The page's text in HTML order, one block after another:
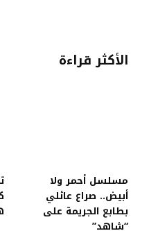
الأكثر قراءة
مسلسل أحمر ولا
أبيض.. صراع عائلي
بطابع الجريمة على
“شاهد”